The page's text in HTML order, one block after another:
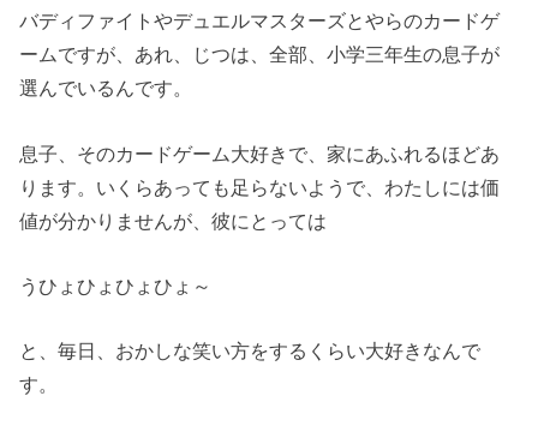
バディファイトやデュエルマスターズとやらのカードゲ
ームですが、あれ、じつは、全部、小学三年生の息子が
選んでいるんです。
息子、そのカードゲーム大好きで、家にあふれるほどあ
ります。いくらあっても足らないようで、わたしには価
値が分かりませんが、彼にとっては
うひょひょひょひょ～
と、毎日、おかしな笑い方をするくらい大好きなんで
す。